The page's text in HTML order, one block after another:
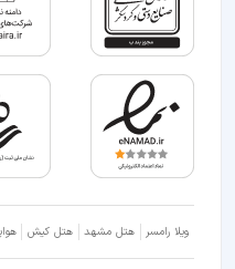
ویلا رامسر هتل مشهد هتل کیش